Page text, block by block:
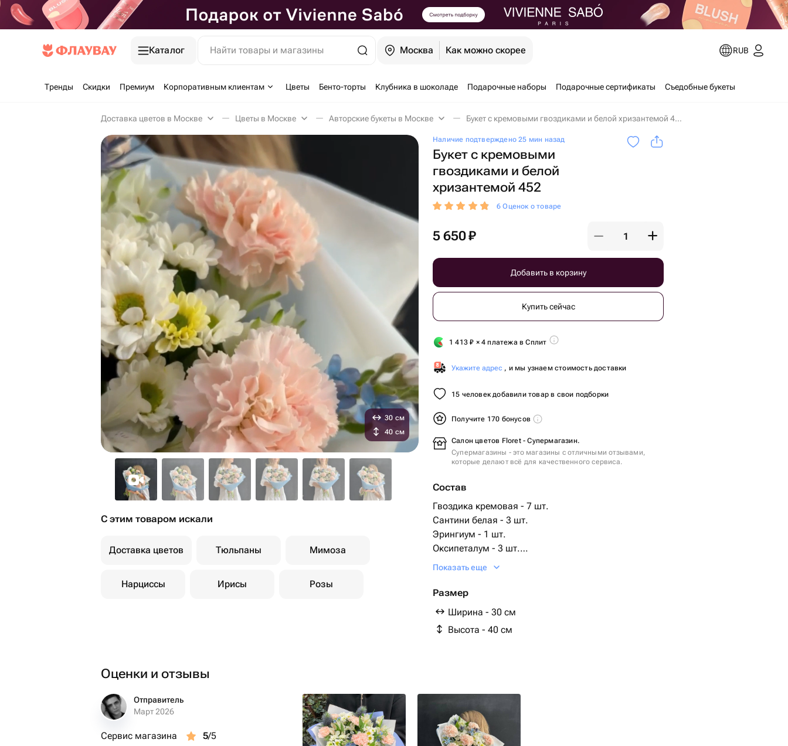
Каталог Найти товары и магазины Москва Как можно скорее RUB
Тренды Скидки Премиум Корпоративным клиентам Цветы Бенто-торты Клубника в шоколаде Подарочные наборы Подарочные сертификаты Съедобные букеты
Доставка цветов в Москве Цветы в Москве Авторские букеты в Москве Букет с кремовыми гвоздиками и белой хризантемой 452 в Москве
Наличие подтверждено 25 мин назад
Букет с кремовыми
гвоздиками и белой
хризантемой 452
6 Оценок о товаре
5 650₽
Добавить в корзину
Купить сейчас
1 413₽ × 4 платежа в Сплит
Укажите адрес , и мы узнаем стоимость доставки
15 человек добавили товар в свои подборки
Получите 170 бонусов
Салон цветов Floret - Супермагазин.
Супермагазины - это магазины с отличными отзывами,
которые делают всё для качественного сервиса.
Состав
Гвоздика кремовая - 7 шт.
Сантини белая - 3 шт.
Эрингиум - 1 шт.
Оксипеталум - 3 шт.
Упаковка дизайнерская - 1 шт.
Показать еще
Размер
Ширина - 30 см
Высота - 40 см
30 см
40 см
С этим товаром искали
Доставка цветов Тюльпаны Мимоза
Нарциссы Ирисы Розы
Оценки и отзывы
Отправитель
Март 2026
Сервис магазина 5/5